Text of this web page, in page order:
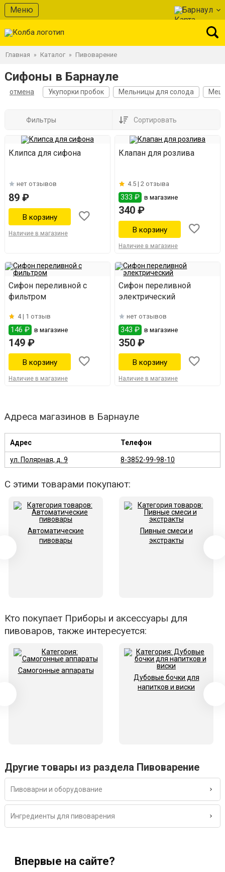
Меню Барнаул
Главная » Каталог » Пивоварение
Сифоны в Барнауле
отмена Укупорки пробок Мельницы для солода
Фильтры Сортировать
Клипса для сифона
нет отзывов
89 ₽
Наличие в магазине
Клапан для розлива
4.5 |2 отзыва
333 ₽ в магазине
340 ₽
Наличие в магазине
Сифон переливной с
фильтром
4 | 1 отзыв
146 ₽ в магазине
149 ₽
Наличие в магазине
Сифон переливной
электрический
нет отзывов
343 ₽ в магазине
350 ₽
Наличие в магазине
Адреса магазинов в Барнауле
Адрес Телефон
ул. Полярная, д. 9 8-3852-99-98-10
С этими товарами покупают:
Автоматические
пивовары
Пивные смеси и
экстракты
Кто покупает Приборы и аксессуары для
пивоваров, также интересуется:
Самогонные аппараты
Дубовые бочки для
напитков и виски
Другие товары из раздела Пивоварение
Пивоварни и оборудование
Ингредиенты для пивоварения
Впервые на сайте?